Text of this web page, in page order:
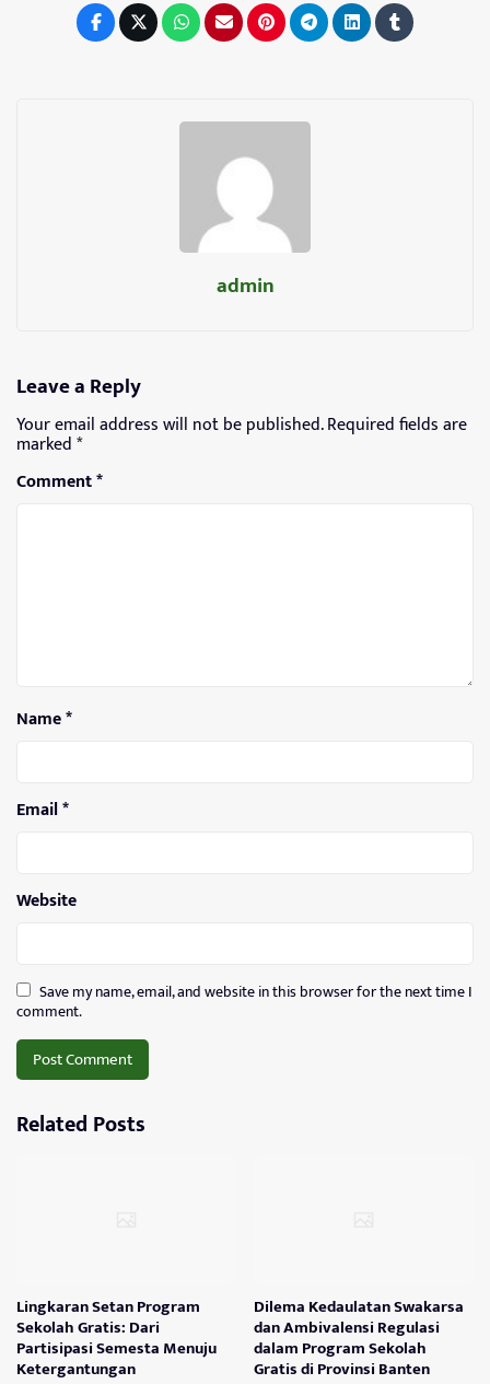
admin
Leave a Reply
Your email address will not be published.Required fields are
marked*
Comment*
Name*
Email*
Website
Save my name, email, and website in this browser for the next time I
comment.
Related Posts
Lingkaran Setan Program
Sekolah Gratis: Dari
Partisipasi Semesta Menuju
Ketergantungan
Dilema Kedaulatan Swakarsa
dan Ambivalensi Regulasi
dalam Program Sekolah
Gratis di Provinsi Banten